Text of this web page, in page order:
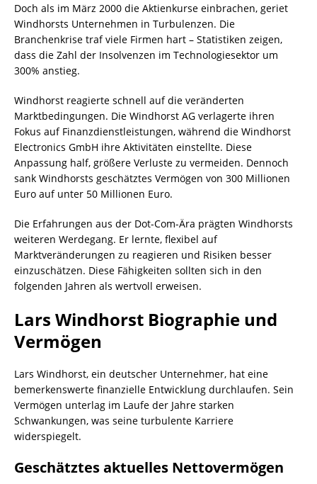
Doch als im März 2000 die Aktienkurse einbrachen, geriet
Windhorsts Unternehmen in Turbulenzen. Die
Branchenkrise traf viele Firmen hart – Statistiken zeigen,
dass die Zahl der Insolvenzen im Technologiesektor um
300% anstieg.
Windhorst reagierte schnell auf die veränderten
Marktbedingungen. Die Windhorst AG verlagerte ihren
Fokus auf Finanzdienstleistungen, während die Windhorst
Electronics GmbH ihre Aktivitäten einstellte. Diese
Anpassung half, größere Verluste zu vermeiden. Dennoch
sank Windhorsts geschätztes Vermögen von 300 Millionen
Euro auf unter 50 Millionen Euro.
Die Erfahrungen aus der Dot-Com-Ära prägten Windhorsts
weiteren Werdegang. Er lernte, flexibel auf
Marktveränderungen zu reagieren und Risiken besser
einzuschätzen. Diese Fähigkeiten sollten sich in den
folgenden Jahren als wertvoll erweisen.
Lars Windhorst Biographie und
Vermögen
Lars Windhorst, ein deutscher Unternehmer, hat eine
bemerkenswerte finanzielle Entwicklung durchlaufen. Sein
Vermögen unterlag im Laufe der Jahre starken
Schwankungen, was seine turbulente Karriere
widerspiegelt.
Geschätztes aktuelles Nettovermögen